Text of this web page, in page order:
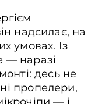
надсилає, на
умовах. Із
— наразі
десь не
пропелери,